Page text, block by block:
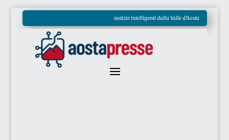
notizie intelligenti dalla Valle d'Aosta